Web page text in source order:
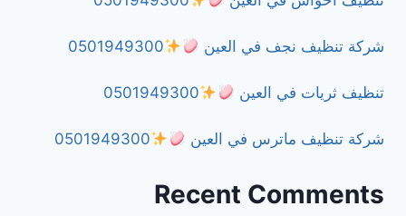
شركة تنظيف نجف في العين 0501949300
تنظيف ثريات في العين 0501949300
شركة تنظيف ماترس في العين 0501949300
Recent Comments